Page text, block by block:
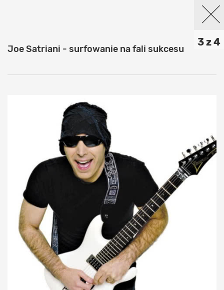
3 z 4
Joe Satriani - surfowanie na fali sukcesu